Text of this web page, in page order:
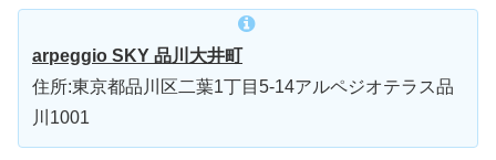
arpeggio SKY 品川大井町
住所:東京都品川区二葉1丁目5-14アルペジオテラス品
川1001